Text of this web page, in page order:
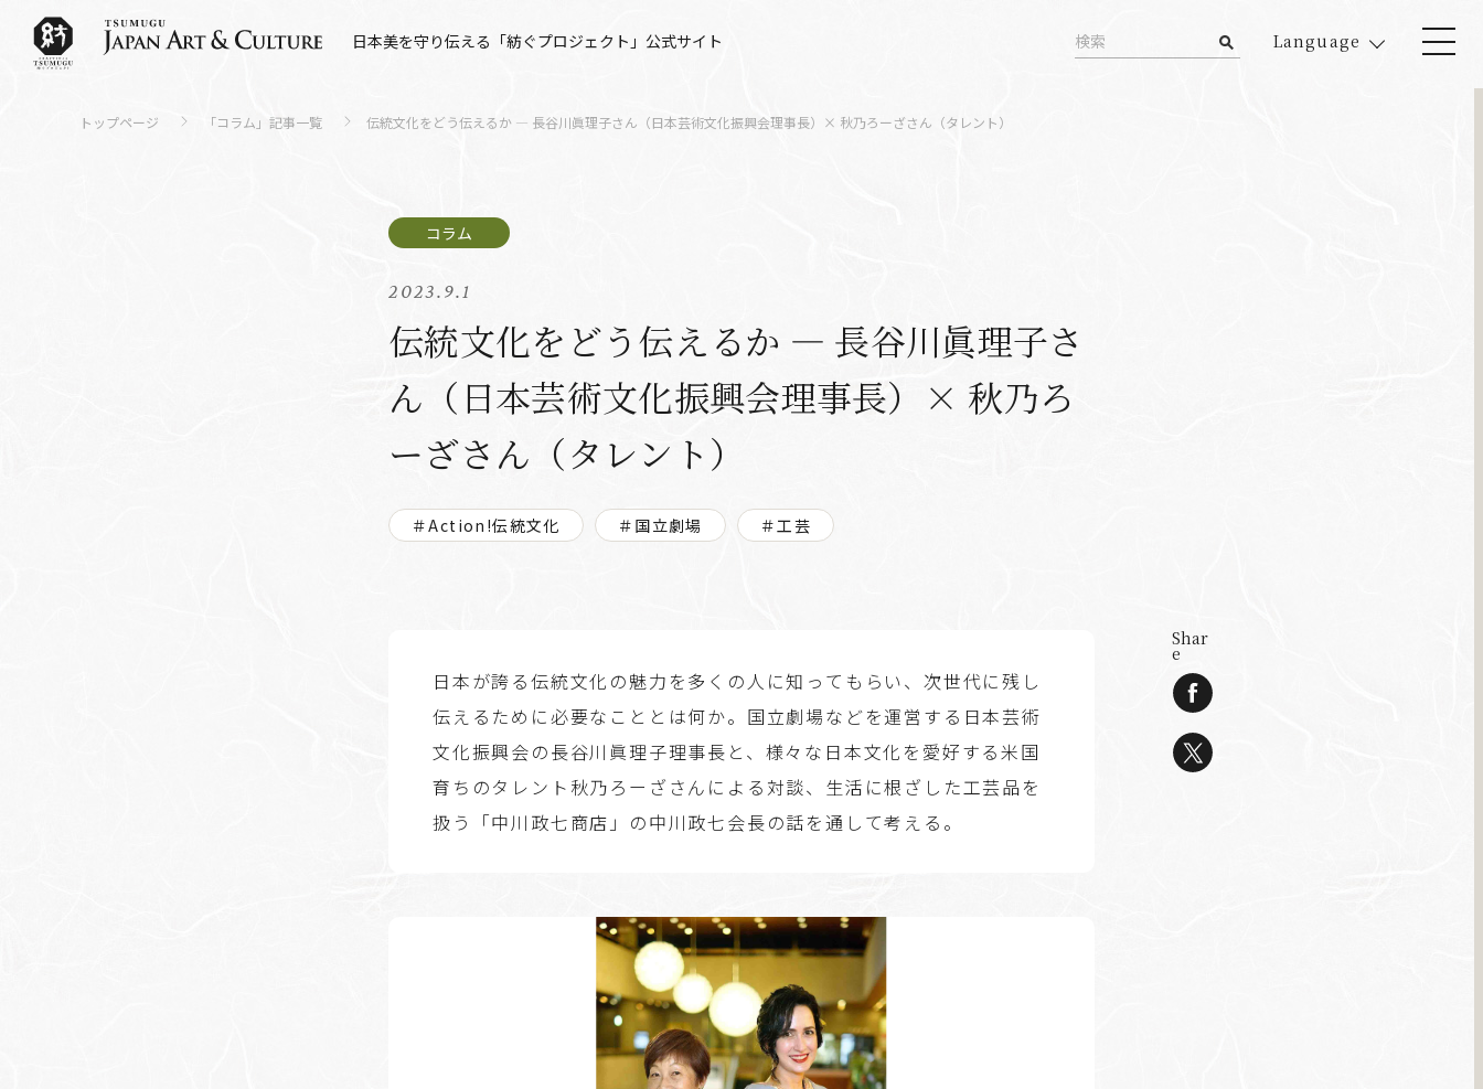
日本美を守り伝える「紡ぐプロジェクト」公式サイト Language
トップページ 「コラム」記事一覧 伝統文化をどう伝えるか ― 長谷川眞理子さん（日本芸術文化振興会理事長）× 秋乃ろーざさん（タレント）
2023.9.1
伝統文化をどう伝えるか ― 長谷川眞理子さ
ん（日本芸術文化振興会理事長）× 秋乃ろ
ーざさん（タレント）
＃Action!伝統文化 ＃国立劇場 ＃工芸
日本が誇る伝統文化の魅力を多くの人に知ってもらい、次世代に残し
伝えるために必要なこととは何か。国立劇場などを運営する日本芸術
文化振興会の長谷川眞理子理事長と、様々な日本文化を愛好する米国
育ちのタレント秋乃ろーざさんによる対談、生活に根ざした工芸品を
扱う「中川政七商店」の中川政七会長の話を通して考える。
Shar
e